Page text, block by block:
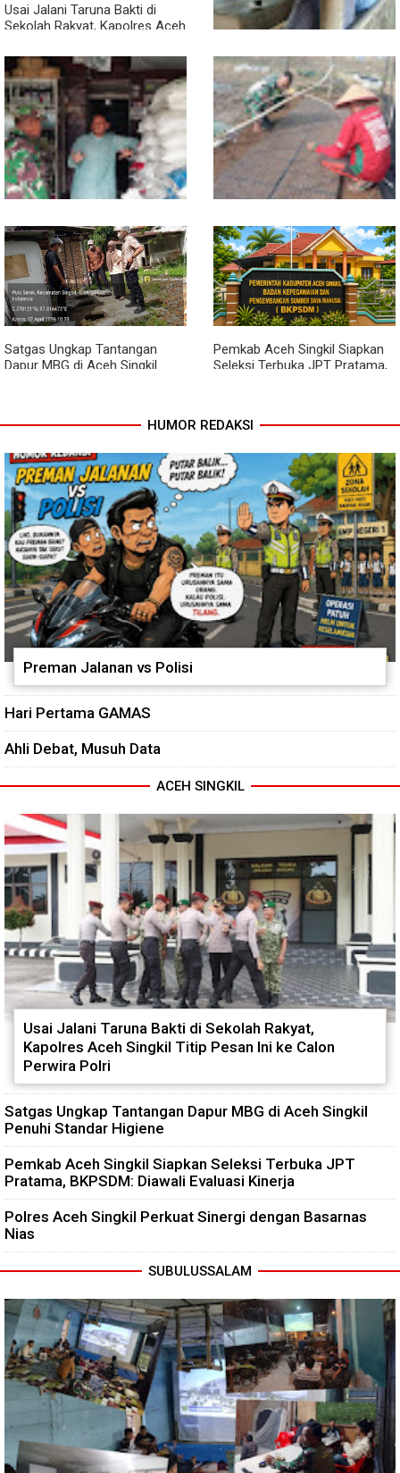
Usai Jalani Taruna Bakti di
Sekolah Rakyat, Kapolres Aceh
Perwira Polri
Sambil Ngopi, Plh. Pasiter
Kodim 0118/Subulussalam
Beri Motivasi Pemuda Calon
Peserta Seleksi Komcad
Lewat Komsos, Babinsa
Rundeng Pantau Stok dan
Harga Pupuk
Dari Bibit Jadi Harapan,
Babinsa Dampingi Warga
Kembangkan Semangka
Satgas Ungkap Tantangan
Dapur MBG di Aceh Singkil
Pemkab Aceh Singkil Siapkan
Seleksi Terbuka JPT Pratama,
HUMOR REDAKSI
Preman Jalanan vs Polisi
Hari Pertama GAMAS
Ahli Debat, Musuh Data
ACEH SINGKIL
Usai Jalani Taruna Bakti di Sekolah Rakyat,
Kapolres Aceh Singkil Titip Pesan Ini ke Calon
Perwira Polri
Satgas Ungkap Tantangan Dapur MBG di Aceh Singkil
Penuhi Standar Higiene
Pemkab Aceh Singkil Siapkan Seleksi Terbuka JPT
Pratama, BKPSDM: Diawali Evaluasi Kinerja
Polres Aceh Singkil Perkuat Sinergi dengan Basarnas
Nias
SUBULUSSALAM